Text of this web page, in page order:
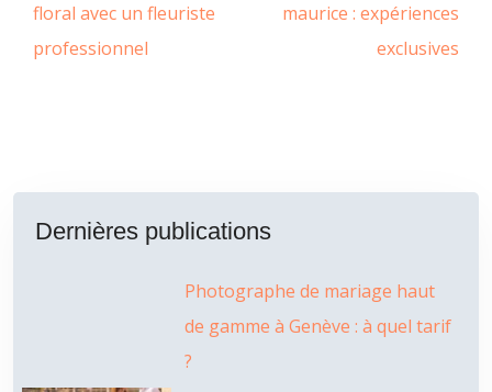
floral avec un fleuriste
professionnel
maurice : expériences
exclusives
Dernières publications
Photographe de mariage haut
de gamme à Genève : à quel tarif
?